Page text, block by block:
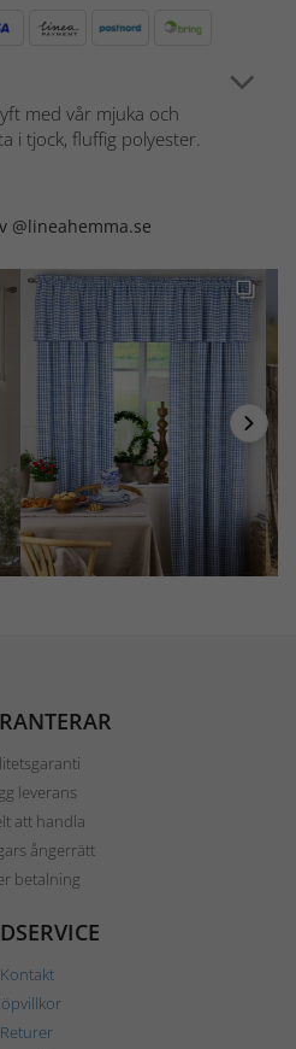
med vår mjuka och
i tjock, fluffig polyester.
@lineahemma.se
leverans
att handla
ångerrätt
betalning
Kontakt
Returer